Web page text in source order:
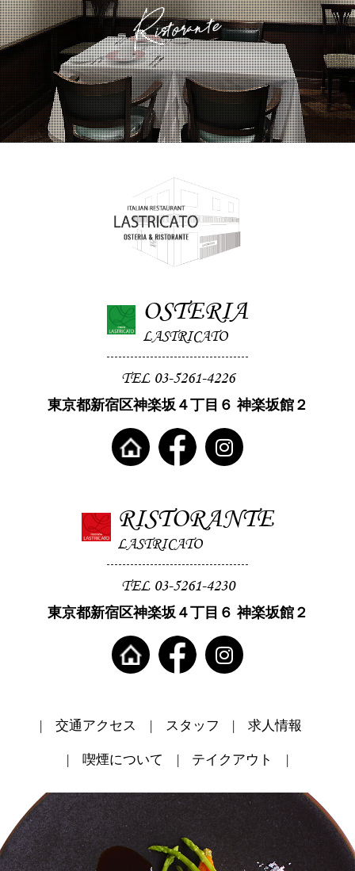
OSTERIA
LASTRICATO
TEL 03-5261-4226
東京都新宿区神楽坂４丁目６ 神楽坂館２
RISTORANTE
LASTRICATO
TEL 03-5261-4230
東京都新宿区神楽坂４丁目６ 神楽坂館２
交通アクセス スタッフ 求人情報
喫煙について テイクアウト